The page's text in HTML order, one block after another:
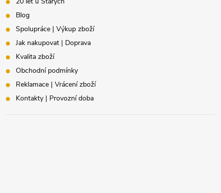
Blog
Spolupráce | Výkup zboží
Jak nakupovat | Doprava
Kvalita zboží
Obchodní podmínky
Reklamace | Vrácení zboží
Kontakty | Provozní doba